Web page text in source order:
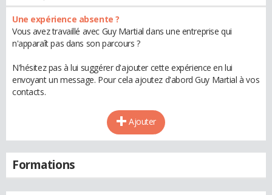
Une expérience absente ?
Vous avez travaillé avec Guy Martial dans une entreprise qui
n'apparaît pas dans son parcours ?
N'hésitez pas à lui suggérer d'ajouter cette expérience en lui
envoyant un message. Pour cela ajoutez d'abord Guy Martial à vos
contacts.
Ajouter
Formations